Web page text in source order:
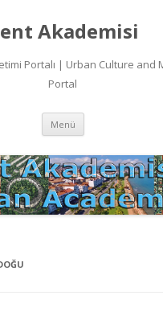
Akademisi
Portalı | Urban Culture and
Portal
Menü İçeriğe